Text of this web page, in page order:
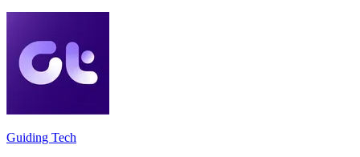
Guiding Tech